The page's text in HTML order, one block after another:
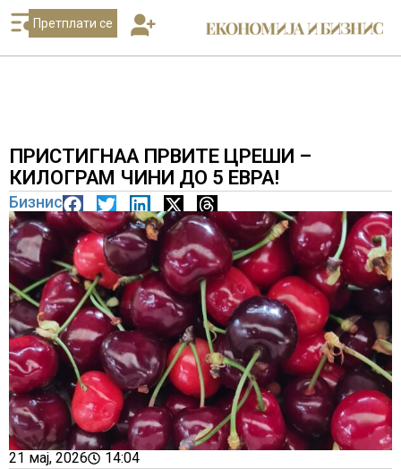
Претплати се
ПРИСТИГНАА ПРВИТЕ ЦРЕШИ –
КИЛОГРАМ ЧИНИ ДО 5 ЕВРА!
Бизнис
21 мај, 2026
14:04